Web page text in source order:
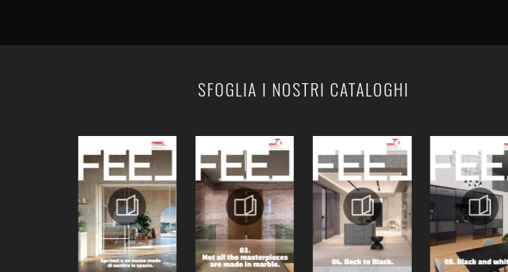
SFOGLIA I NOSTRI CATALOGHI